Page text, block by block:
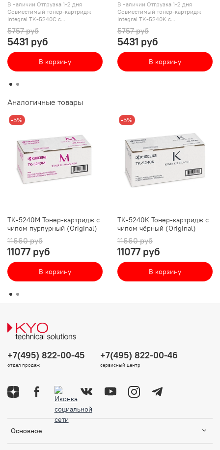
В наличии Отгрузка 1-2 дня
Совместимый тонер-картридж
Integral TK-5240C с...
5757 руб
5431 руб
В корзину
В наличии Отгрузка 1-2 дня
Совместимый тонер-картридж
Integral TK-5240K с...
5757 руб
5431 руб
В корзину
Аналогичные товары
-5%
TK-5240M Тонер-картридж с
чипом пурпурный (Original)
11660 руб
11077 руб
В корзину
-5%
TK-5240K Тонер-картридж с
чипом чёрный (Original)
11660 руб
11077 руб
В корзину
Основное
+7(495) 822-00-45
отдел продаж
+7(495) 822-00-46
сервисный центр